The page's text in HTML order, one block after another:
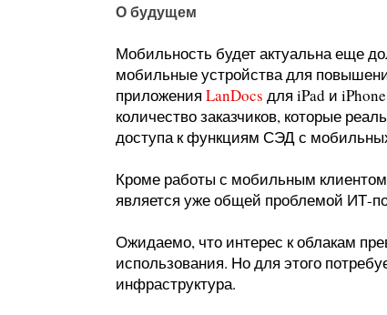
О будущем
Мобильность будет актуальна еще
мобильные устройства для
приложения LanDocs для iPad и
количество заказчиков, которые
доступа к функциям СЭД с
Кроме работы с мобильным
является уже общей проблемой ИТ-
Ожидаемо, что интерес к облакам
использования. Но для этого
инфраструктура.